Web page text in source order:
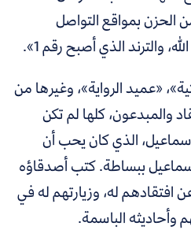
الحزن بمواقع التواصل
والترند الذي أصبح رقم 1».
«عميد الرواية»، وغيرها من
والمبدعون، كلها لم تكن
الذي كان يحب أن
ببساطة. كتب أصدقاؤه
افتقادهم له، وزيارتهم له في
وأحاديثه الباسمة.